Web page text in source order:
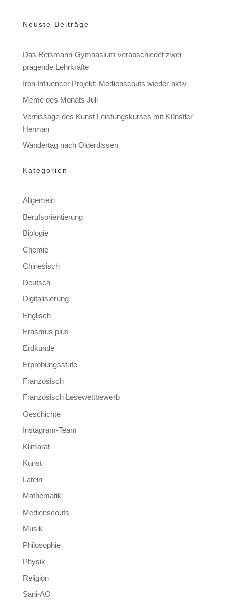
Neuste Beiträge
Das Reismann-Gymnasium verabschiedet zwei
prägende Lehrkräfte
Iron Influencer Projekt: Medienscouts wieder aktiv
Meme des Monats Juli
Vernissage des Kunst Leistungskurses mit Künstler
Herman
Wandertag nach Olderdissen
Kategorien
Allgemein
Berufsorientierung
Biologie
Chemie
Chinesisch
Deutsch
Digitalisierung
Englisch
Erasmus plus
Erdkunde
Erprobungsstufe
Französisch
Französisch Lesewettbewerb
Geschichte
Instagram-Team
Klimarat
Kunst
Latein
Mathematik
Medienscouts
Musik
Philosophie
Physik
Religion
Sani-AG